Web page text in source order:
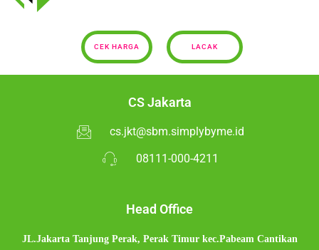
CEK HARGA LACAK
CS Jakarta
cs.jkt@sbm.simplybyme.id
08111-000-4211
Head Office
JL.Jakarta Tanjung Perak, Perak Timur kec.Pabeam Cantikan